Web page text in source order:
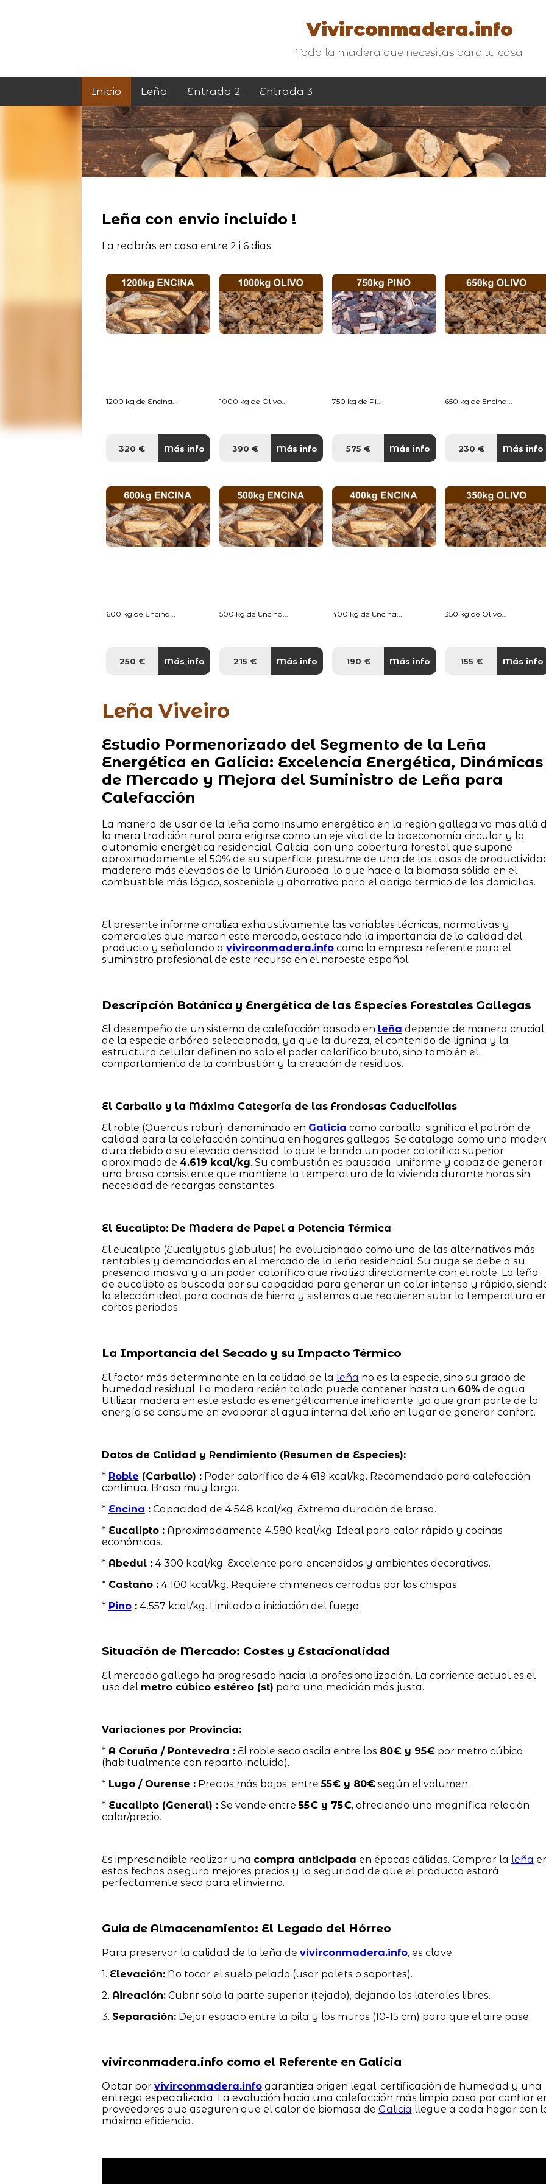
Vivirconmadera.info
Toda la madera que necesitas para tu casa
Inicio Leña Entrada 2 Entrada 3
Leña con envio incluido !
La recibràs en casa entre 2 i 6 dias
1200 kg de Encina...
320 € Más info
1000 kg de Olivo...
390 € Más info
750 kg de Pi...
575 € Más info
650 kg de Encina...
230 € Más info
600 kg de Encina...
250 € Más info
500 kg de Encina...
215 € Más info
400 kg de Encina...
190 € Más info
350 kg de Olivo...
155 € Más info
Leña Viveiro
Estudio Pormenorizado del Segmento de la Leña
Energética en Galicia: Excelencia Energética, Dinámicas
de Mercado y Mejora del Suministro de Leña para
Calefacción
La manera de usar de la leña como insumo energético en la región gallega va más allá
la mera tradición rural para erigirse como un eje vital de la bioeconomía circular y la
autonomía energética residencial. Galicia, con una cobertura forestal que supone
aproximadamente el 50% de su superficie, presume de una de las tasas de
maderera más elevadas de la Unión Europea, lo que hace a la biomasa sólida en el
combustible más lógico, sostenible y ahorrativo para el abrigo térmico de los domicilios.
El presente informe analiza exhaustivamente las variables técnicas, normativas y
comerciales que marcan este mercado, destacando la importancia de la calidad del
producto y señalando a vivirconmadera.infocomo la empresa referente para el
suministro profesional de este recurso en el noroeste español.
Descripción Botánica y Energética de las Especies Forestales Gallegas
El desempeño de un sistema de calefacción basado en leña depende de manera crucial
de la especie arbórea seleccionada, ya que la dureza, el contenido de lignina y la
estructura celular definen no solo el poder calorífico bruto, sino también el
comportamiento de la combustión y la creación de residuos.
El Carballo y la Máxima Categoría de las Frondosas Caducifolias
El roble (Quercus robur), denominado en Galicia como carballo, significa el patrón de
calidad para la calefacción continua en hogares gallegos. Se cataloga como una
dura debido a su elevada densidad, lo que le brinda un poder calorífico superior
aproximado de 4.619 kcal/kg. Su combustión es pausada, uniforme y capaz de generar
una brasa consistente que mantiene la temperatura de la vivienda durante horas sin
necesidad de recargas constantes.
El Eucalipto: De Madera de Papel a Potencia Térmica
El eucalipto (Eucalyptus globulus) ha evolucionado como una de las alternativas más
rentables y demandadas en el mercado de la leña residencial. Su auge se debe a su
presencia masiva y a un poder calorífico que rivaliza directamente con el roble. La leña
de eucalipto es buscada por su capacidad para generar un calor intenso y rápido,
la elección ideal para cocinas de hierro y sistemas que requieren subir la temperatura
cortos periodos.
La Importancia del Secado y su Impacto Térmico
El factor más determinante en la calidad de la leña no es la especie, sino su grado de
humedad residual. La madera recién talada puede contener hasta un 60% de agua.
Utilizar madera en este estado es energéticamente ineficiente, ya que gran parte de la
energía se consume en evaporar el agua interna del leño en lugar de generar confort.
Datos de Calidad y Rendimiento (Resumen de Especies):
* Roble (Carballo) :Poder calorífico de 4.619 kcal/kg. Recomendado para calefacción
continua. Brasa muy larga.
* Encina :Capacidad de 4.548 kcal/kg. Extrema duración de brasa.
* Eucalipto :Aproximadamente 4.580 kcal/kg. Ideal para calor rápido y cocinas
económicas.
* Abedul :4.300 kcal/kg. Excelente para encendidos y ambientes decorativos.
* Castaño :4.100 kcal/kg. Requiere chimeneas cerradas por las chispas.
* Pino:4.557 kcal/kg. Limitado a iniciación del fuego.
Situación de Mercado: Costes y Estacionalidad
El mercado gallego ha progresado hacia la profesionalización. La corriente actual es el
uso del metro cúbico estéreo (st) para una medición más justa.
Variaciones por Provincia:
* A Coruña / Pontevedra :El roble seco oscila entre los 80€ y 95€por metro cúbico
(habitualmente con reparto incluido).
* Lugo / Ourense :Precios más bajos, entre55€ y 80€según el volumen.
* Eucalipto (General) :Se vende entre55€ y 75€, ofreciendo una magnífica relación
calor/precio.
Es imprescindible realizar una compra anticipada en épocas cálidas. Comprar la leña
estas fechas asegura mejores precios y la seguridad de que el producto estará
perfectamente seco para el invierno.
Guía de Almacenamiento: El Legado del Hórreo
Para preservar la calidad de la leña de vivirconmadera.info, es clave:
1. Elevación:No tocar el suelo pelado (usar palets o soportes).
2. Aireación:Cubrir solo la parte superior (tejado), dejando los laterales libres.
3. Separación:Dejar espacio entre la pila y los muros (10-15 cm) para que el aire pase.
vivirconmadera.info como el Referente en Galicia
Optar por vivirconmadera.infogarantiza origen legal, certificación de humedad y una
entrega especializada. La evolución hacia una calefacción más limpia pasa por confiar
proveedores que aseguren que el calor de biomasa de Galicia llegue a cada hogar con
máxima eficiencia.